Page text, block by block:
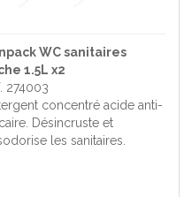
WC sanitaires
1.5L x2
274003
concentré acide anti-
Désincruste et
les sanitaires.